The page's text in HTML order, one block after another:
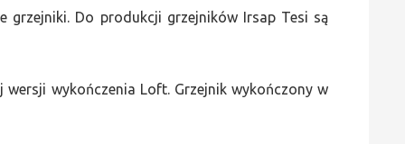
grzejniki. Do produkcji grzejników Irsap Tesi są
wykończenia Loft. Grzejnik wykończony w